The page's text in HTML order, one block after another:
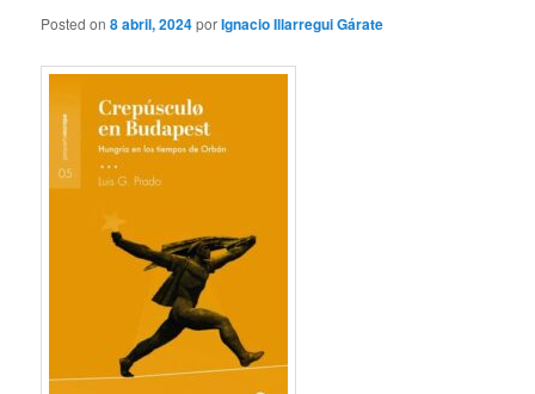
Posted on8 abril, 2024porIgnacio Illarregui Gárate